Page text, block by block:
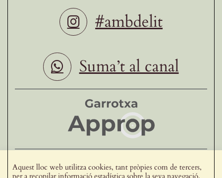
#ambdelit
Suma’t al canal
Ho fan possible
Aquest lloc web utilitza cookies, tant pròpies com de tercers,
per a recopilar informació estadística sobre la seva navegació.